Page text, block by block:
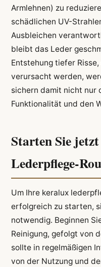
Armlehnen) zu
schädlichen UV-
Ausbleichen
bleibt das Leder
Entstehung tiefer
verursacht werden,
sichern damit nicht nur
Funktionalität und den
Starten Sie
Lederpflege-
Um Ihre keralux
erfolgreich zu starten,
notwendig. Beginnen
Reinigung, gefolgt von
sollte in regelmäßigen
von der Nutzung und